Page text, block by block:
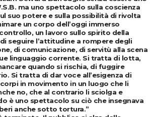
ma uno spettacolo sulla coscienza
suo potere e sulla possibilità di rivolta
un corpo dell’oggi immerso
controllo, un lavoro sullo spirito della
seguire l’attitudine a rompere degli
di comunicazione, di servitù alla scena
linguaggio corrente. Si tratta di lotta,
quando si rischia, di fuggire
Si tratta di dar voce all’esigenza di
in movimento in un luogo che li
no, che al contrario li sciolga e
è uno spettacolo su ciò che insegnava
anche sotto tortura.”